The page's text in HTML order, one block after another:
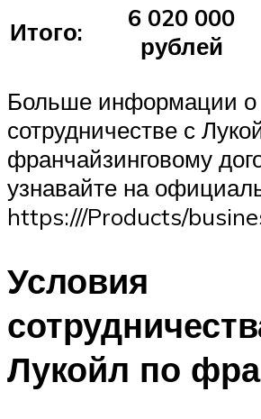
Итого:
6 020 000
рублей
Больше информации о
сотрудничестве с
франчайзинговому
узнавайте на
https:///Products/
Условия
Лукойл по